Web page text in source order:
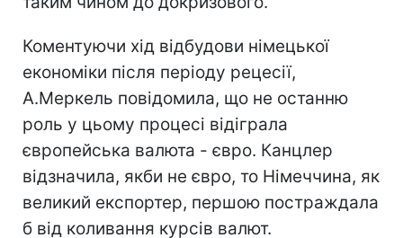
Коментуючи хід відбудови німецької
економіки після періоду рецесії,
А.Меркель повідомила, що не останню
роль у цьому процесі відіграла
європейська валюта - євро. Канцлер
відзначила, якби не євро, то Німеччина, як
великий експортер, першою постраждала
б від коливання курсів валют.